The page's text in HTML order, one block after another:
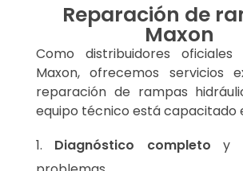
Reparación de
Maxon
Como distribuidores oficiales
Maxon, ofrecemos servicios
reparación de rampas
equipo técnico está capacitado
Diagnóstico completo y